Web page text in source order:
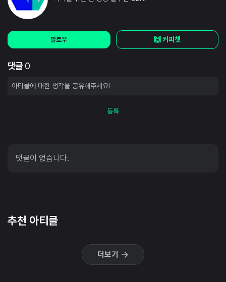
팔로우 🙌 커피챗
댓글 0
등록
댓글이 없습니다.
추천 아티클
더보기